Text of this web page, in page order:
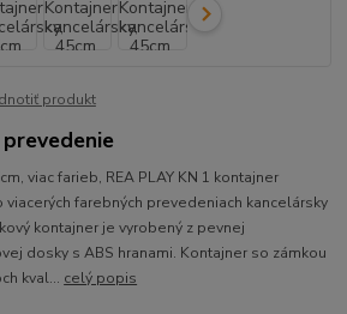
produkt
viac farieb, REA PLAY KN 1 kontajner
viacerých farebných prevedeniach kancelársky
kontajner je vyrobený z pevnej
dosky s ABS hranami. Kontajner so zámkou
kval... celý popis